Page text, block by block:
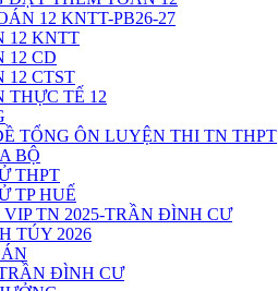
12 KNTT-PB26-27
12 KNTT
12 CD
12 CTST
THỰC TẾ 12
TỔNG ÔN LUYỆN THI TN THPT
BỘ
THPT
TP HUẾ
TN 2025-TRẦN ĐÌNH CƯ
TÚY 2026
ĐÌNH CƯ